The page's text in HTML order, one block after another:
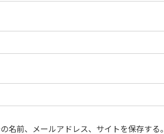
名前、メールアドレス、サイトを保存する。